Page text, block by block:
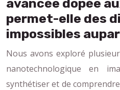
avancée dopée
permet-elle des
impossibles
Nous avons exploré
nanotechnologique en
synthétiser et de